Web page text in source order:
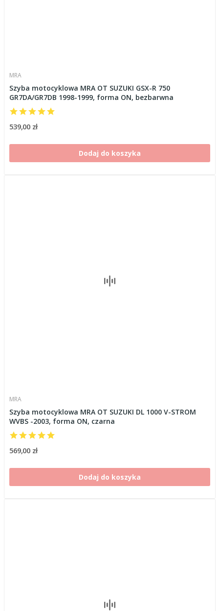
MRA
Szyba motocyklowa MRA OT SUZUKI GSX-R 750
GR7DA/GR7DB 1998-1999, forma ON, bezbarwna
539,00 zł
Dodaj do koszyka
MRA
Szyba motocyklowa MRA OT SUZUKI DL 1000 V-STROM
WVBS -2003, forma ON, czarna
569,00 zł
Dodaj do koszyka